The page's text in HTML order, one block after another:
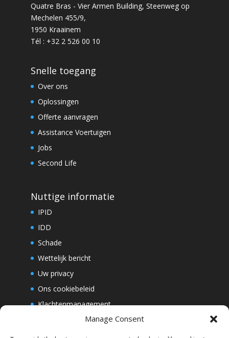
Manage Consent
Quatre Bras - Vier Armen Building, Steenweg op
Mechelen 455/9,
1950 Kraainem
Tél : +32 2 526 00 10
Snelle toegang
Over ons
Oplossingen
Offerte aanvragen
Assistance Voertuigen
Jobs
Second Life
Nuttige informatie
IPID
IDD
Schade
Wettelijk bericht
Uw privacy
Ons cookiebeleid
Klachtenmanagement
Whistleblowing